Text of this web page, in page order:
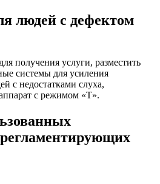
людей с дефектом
получения услуги, разместить
системы для усиления
с недостатками слуха,
с режимом «Т».